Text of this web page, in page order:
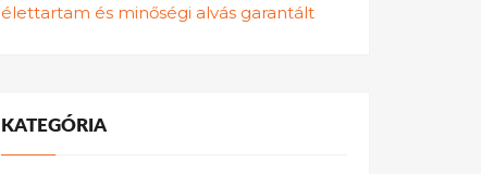
élettartam és minőségi alvás garantált
KATEGÓRIA